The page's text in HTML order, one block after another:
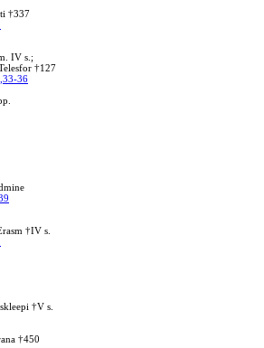
†337
IV s.;
†127
36
†IV s.
†V s.
†450